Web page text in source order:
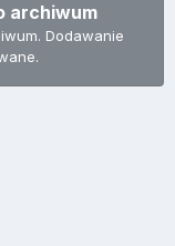
archiwum
Dodawanie